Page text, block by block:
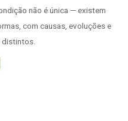
não é única — existem
com causas, evoluções e